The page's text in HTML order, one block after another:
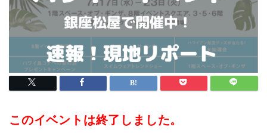
このイベントは終了しました。